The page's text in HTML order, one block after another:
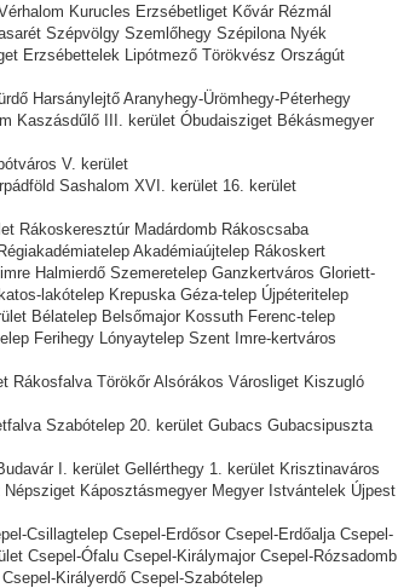
Kurucles Erzsébetliget Kővár Rézmál
Szépvölgy Szemlőhegy Szépilona Nyék
Erzsébettelek Lipótmező Törökvész Országút
Harsánylejtő Aranyhegy-Ürömhegy-Péterhegy
Kaszásdűlő III. kerület Óbudaisziget Békásmegyer
V. kerület
Sashalom XVI. kerület 16. kerület
Rákoskeresztúr Madárdomb Rákoscsaba
Akadémiaújtelep Rákoskert
Halmierdő Szemeretelep Ganzkertváros Gloriett-
lakótelep Krepuska Géza-telep Újpéteritelep
Bélatelep Belsőmajor Kossuth Ferenc-telep
Ferihegy Lónyaytelep Szent Imre-kertváros
Rákosfalva Törökőr Alsórákos Városliget Kiszugló
Szabótelep 20. kerület Gubacs Gubacsipuszta
I. kerület Gellérthegy 1. kerület Krisztinaváros
Káposztásmegyer Megyer Istvántelek Újpest
Csillagtelep Csepel-Erdősor Csepel-Erdőalja Csepel-
Csepel-Ófalu Csepel-Királymajor Csepel-Rózsadomb
Királyerdő Csepel-Szabótelep